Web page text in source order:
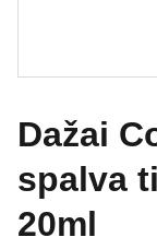
Dažai
spalva
20ml